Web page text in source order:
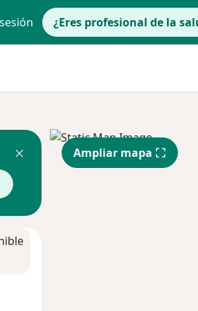
¿Eres profesional de la
Ampliar mapa